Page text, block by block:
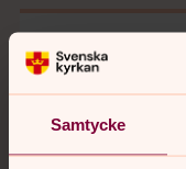
Samtycke